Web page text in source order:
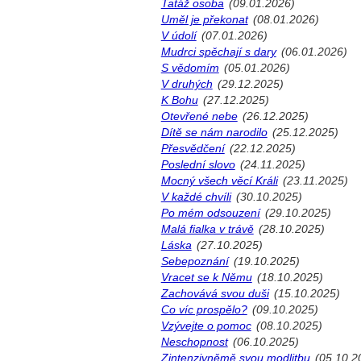
Tatáž osoba (09.01.2026)
Uměl je překonat (08.01.2026)
V údolí (07.01.2026)
Mudrci spěchají s dary (06.01.2026)
S vědomím (05.01.2026)
V druhých (29.12.2025)
K Bohu (27.12.2025)
Otevřené nebe (26.12.2025)
Dítě se nám narodilo (25.12.2025)
Přesvědčení (22.12.2025)
Poslední slovo (24.11.2025)
Mocný všech věcí Králi (23.11.2025)
V každé chvíli (30.10.2025)
Po mém odsouzení (29.10.2025)
Malá fialka v trávě (28.10.2025)
Láska (27.10.2025)
Sebepoznání (19.10.2025)
Vracet se k Němu (18.10.2025)
Zachovává svou duši (15.10.2025)
Co víc prospělo? (09.10.2025)
Vzývejte o pomoc (08.10.2025)
Neschopnost (06.10.2025)
Zintenzivněmě svou modlitbu